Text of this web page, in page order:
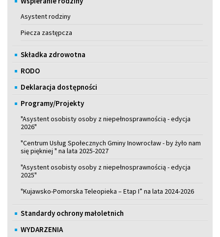
Asystent rodziny
Piecza zastępcza
Składka zdrowotna
RODO
Deklaracja dostępności
Programy/Projekty
"Asystent osobisty osoby z niepełnosprawnością - edycja
2026"
"Centrum Usług Społecznych Gminy Inowrocław - by żyło nam
się piękniej " na lata 2025-2027
"Asystent osobisty osoby z niepełnosprawnością - edycja
2025"
"Kujawsko-Pomorska Teleopieka – Etap I” na lata 2024-2026
Standardy ochrony małoletnich
WYDARZENIA